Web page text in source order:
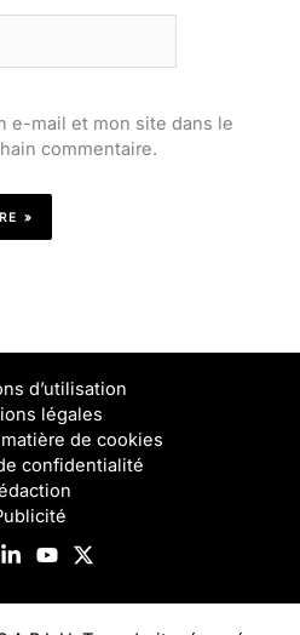
e-mail et mon site dans le
commentaire.
d’utilisation
légales
de cookies
confidentialité